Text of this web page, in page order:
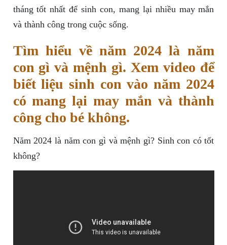
tháng tốt nhất để sinh con, mang lại nhiều may mắn
và thành công trong cuộc sống.
Tìm hiểu về năm 2024 là năm
con gì và mệnh gì. Xem video để
biết liệu sinh con vào năm 2024
có mang lại may mắn và thành
công cho bé không.
Năm 2024 là năm con gì và mệnh gì? Sinh con có tốt
không?